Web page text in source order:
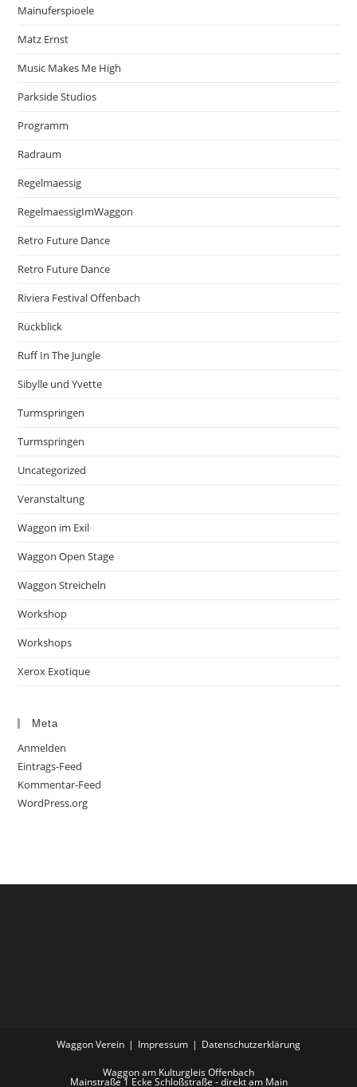
Mainuferspioele
Matz Ernst
Music Makes Me High
Parkside Studios
Programm
Radraum
Regelmaessig
RegelmaessigImWaggon
Retro Future Dance
Retro Future Dance
Riviera Festival Offenbach
Rückblick
Ruff In The Jungle
Sibylle und Yvette
Turmspringen
Turmspringen
Uncategorized
Veranstaltung
Waggon im Exil
Waggon Open Stage
Waggon Streicheln
Workshop
Workshops
Xerox Exotique
Meta
Anmelden
Eintrags-Feed
Kommentar-Feed
WordPress.org
Waggon Verein Impressum Datenschutzerklärung
Waggon am Kulturgleis Offenbach
Mainstraße 1 Ecke Schloßstraße - direkt am Main